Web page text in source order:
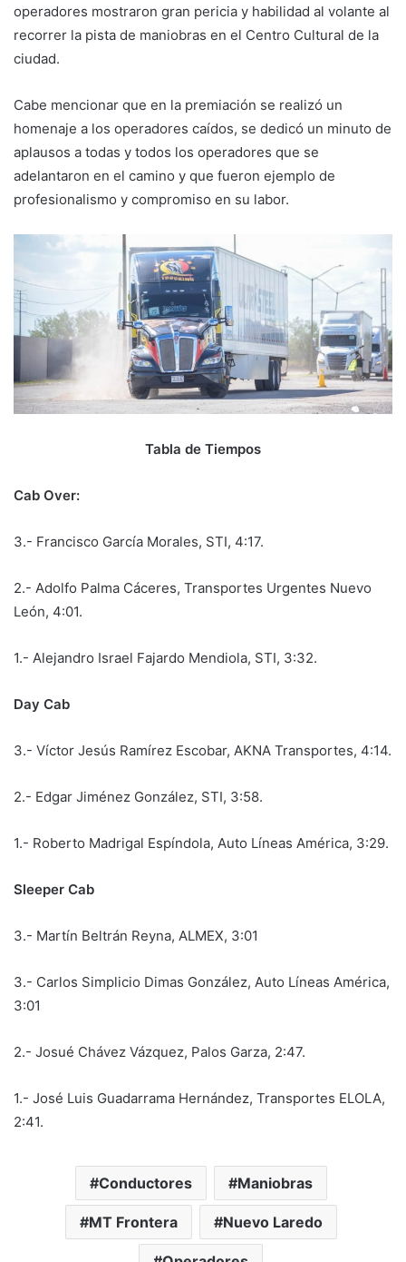
operadores mostraron gran pericia y habilidad al volante al
recorrer la pista de maniobras en el Centro Cultural de la
ciudad.
Cabe mencionar que en la premiación se realizó un
homenaje a los operadores caídos, se dedicó un minuto de
aplausos a todas y todos los operadores que se
adelantaron en el camino y que fueron ejemplo de
profesionalismo y compromiso en su labor.
Tabla de Tiempos
Cab Over:
3.- Francisco García Morales, STI, 4:17.
2.- Adolfo Palma Cáceres, Transportes Urgentes Nuevo
León, 4:01.
1.- Alejandro Israel Fajardo Mendiola, STI, 3:32.
Day Cab
3.- Víctor Jesús Ramírez Escobar, AKNA Transportes, 4:14.
2.- Edgar Jiménez González, STI, 3:58.
1.- Roberto Madrigal Espíndola, Auto Líneas América, 3:29.
Sleeper Cab
3.- Martín Beltrán Reyna, ALMEX, 3:01
3.- Carlos Simplicio Dimas González, Auto Líneas América,
3:01
2.- Josué Chávez Vázquez, Palos Garza, 2:47.
1.- José Luis Guadarrama Hernández, Transportes ELOLA,
2:41.
Conductores Maniobras
MT Frontera Nuevo Laredo